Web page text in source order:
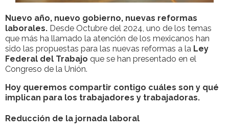
Nuevo año, nuevo gobierno, nuevas reformas
laborales. Desde Octubre del 2024, uno de los temas
que más ha llamado la atención de los mexicanos han
sido las propuestas para las nuevas reformas a la Ley
Federal del Trabajo que se han presentado en el
Congreso de la Unión.
Hoy queremos compartir contigo cuáles son y qué
implican para los trabajadores y trabajadoras.
Reducción de la jornada laboral